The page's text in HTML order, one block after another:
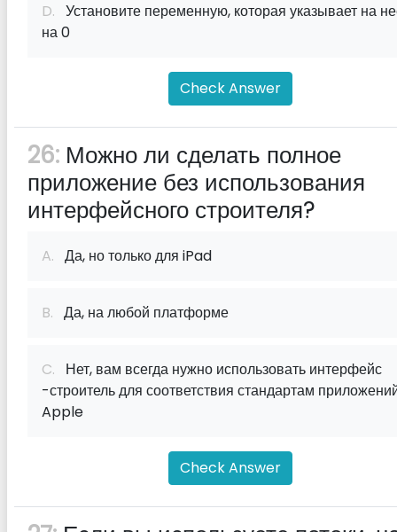
D. Установите переменную, которая указывает на
на 0
Check Answer
26: Можно ли сделать полное
приложение без использования
интерфейсного строителя?
A. Да, но только для iPad
B. Да, на любой платформе
C. Нет, вам всегда нужно использовать интерфейс
-строитель для соответствия стандартам
Apple
Check Answer